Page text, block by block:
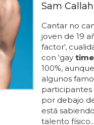
Sam
Cantar no
joven de 19
factor',
con 'gay
100%,
algunos
participantes
por debajo
está
talento